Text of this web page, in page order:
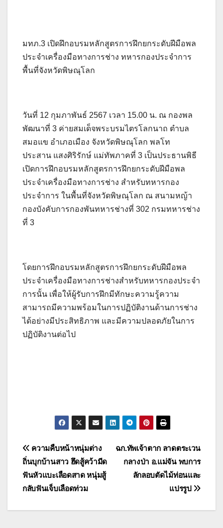
มทภ.3 เปิดฝึกอบรมหลักสูตรการฝึกยกระดับฝีมือพล
ประจำเครื่องมือทางการช่าง ทหารกองประจำการ
พื้นที่จังหวัดพิษณุโลก
วันที่ 12 กุมภาพันธ์ 2567 เวลา 15.00 น. ณ กองพล
พัฒนาที่ 3 ค่ายสมเด็จพระบรมไตรโลกนาถ ตำบล
สมอแข อำเภอเมือง จังหวัดพิษณุโลก พลโท
ประสาน แสงศิริรักษ์ แม่ทัพภาคที่ 3 เป็นประธานพิธี
เปิดการฝึกอบรมหลักสูตรการฝึกยกระดับฝีมือพล
ประจำเครื่องมือทางการช่าง สำหรับทหารกอง
ประจำการ ในพื้นที่จังหวัดพิษณุโลก ณ สนามหญ้า
กองบังคับการกองพันทหารช่างที่ 302 กรมทหารช่าง
ที่ 3
โดยการฝึกอบรมหลักสูตรการฝึกยกระดับฝีมือพล
ประจำเครื่องมือทางการช่างสำหรับทหารกองประจำ
การนั้น เพื่อให้ผู้รับการฝึกมีทักษะความรู้ความ
สามารถมีความพร้อมในการปฏิบัติงานด้านการช่าง
ได้อย่างมีประสิทธิภาพ และมีความปลอดภัยในการ
ปฏิบัติงานต่อไป
แนะแนว
เรื่อง
ฉก.ทัพเจ้าตาก ลาดตระเวน
กลางป่า อ.แม่จัน พบการ
ลักลอบตัดไม้ท่อนและ
แปรรูป
ความคืบหน้าหนุ่มต่าง
ถิ่นบุกบ้านสาว ฮึดสู้คว้ามีด
ฟันหัวแบะเลือดสาด หนุ่มสู้
กลับฟันเจ็บเลือดท่วม